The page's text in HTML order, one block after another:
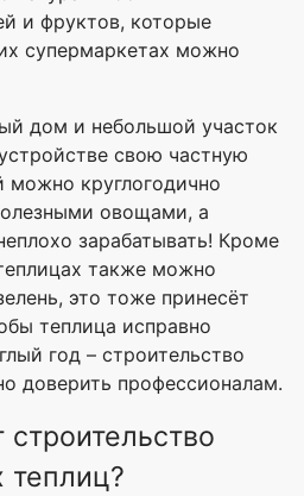
и фруктов, которые
супермаркетах можно
дом и небольшой участок
свою частную
можно круглогодично
овощами, а
зарабатывать! Кроме
также можно
это тоже принесёт
теплица исправно
год – строительство
доверить профессионалам.
строительство